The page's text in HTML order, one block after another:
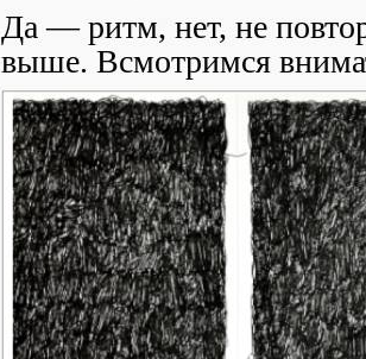
Да — ритм, нет, не
выше. Всмотримся